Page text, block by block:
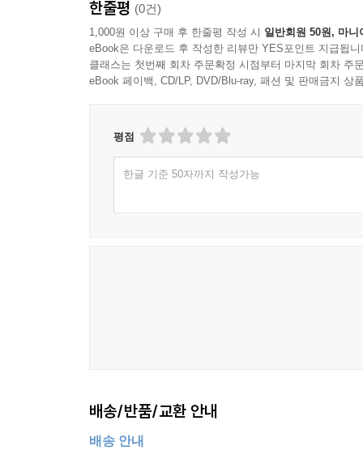
7장 운지와 손가락 움직임
키 작동의 기본 원칙
음 전환의 정확도 확보
연결 구간의 끊김 줄이기
반복 패턴의 안정화
악보 사전 읽기와 구조 파악
리듬과 음정 분리 학습
한줄평 (0건)
1,000원 이상 구매 후 한줄평 작성 시 일반회원 50원, 마니
eBook은 다운로드 후 작성한 리뷰만 YES포인트 지급됩니
클래스는 첫번째 회차 주문확정 시점부터 마지막 회차 주
eBook 페이백, CD/LP, DVD/Blu-ray, 패션 및 판매금지 상
평점
한글 기준 50자까지 작성가능
배송/반품/교환 안내
배송 안내